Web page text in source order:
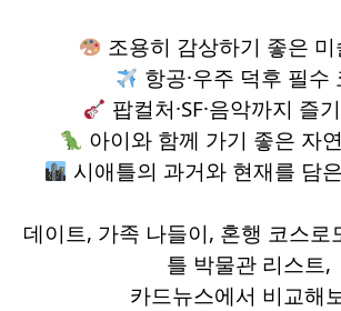
조용히 감상하기 좋은 미
항공·우주 덕후 필수
팝컬처·SF·음악까지 즐
아이와 함께 가기 좋은 자
시애틀의 과거와 현재를 담
데이트, 가족 나들이, 혼행 코스로
틀 박물관 리스트,
카드뉴스에서 비교해